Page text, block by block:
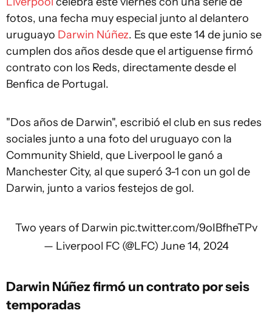
fotos, una fecha muy especial junto al delantero
uruguayo Darwin Núñez. Es que este 14 de junio se
cumplen dos años desde que el artiguense firmó
contrato con los Reds, directamente desde el
Benfica de Portugal.
"Dos años de Darwin", escribió el club en sus redes
sociales junto a una foto del uruguayo con la
Community Shield, que Liverpool le ganó a
Manchester City, al que superó 3-1 con un gol de
Darwin, junto a varios festejos de gol.
Two years of Darwin pic.twitter.com/9oIBfheTPv
— Liverpool FC (@LFC) June 14, 2024
Darwin Núñez firmó un contrato por seis
temporadas